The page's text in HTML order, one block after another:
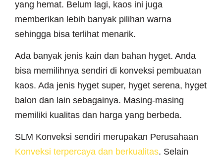
yang hemat. Belum lagi, kaos ini juga
memberikan lebih banyak pilihan warna
sehingga bisa terlihat menarik.
Ada banyak jenis kain dan bahan hyget. Anda
bisa memilihnya sendiri di konveksi pembuatan
kaos. Ada jenis hyget super, hyget serena, hyget
balon dan lain sebagainya. Masing-masing
memiliki kualitas dan harga yang berbeda.
SLM Konveksi sendiri merupakan Perusahaan
Konveksi terpercaya dan berkualitas. Selain